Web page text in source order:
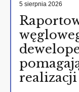
5 sierpnia 2026
realizacji